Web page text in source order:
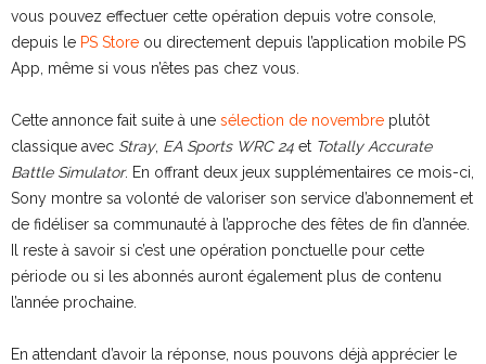
vous pouvez effectuer cette opération depuis votre console,
depuis le PS Store ou directement depuis l’application mobile PS
App, même si vous n’êtes pas chez vous.
Cette annonce fait suite à une sélection de novembre plutôt
classique avec Stray, EA Sports WRC 24 et Totally Accurate
Battle Simulator. En offrant deux jeux supplémentaires ce mois-ci,
Sony montre sa volonté de valoriser son service d’abonnement et
de fidéliser sa communauté à l’approche des fêtes de fin d’année.
Il reste à savoir si c’est une opération ponctuelle pour cette
période ou si les abonnés auront également plus de contenu
l’année prochaine.
En attendant d’avoir la réponse, nous pouvons déjà apprécier le